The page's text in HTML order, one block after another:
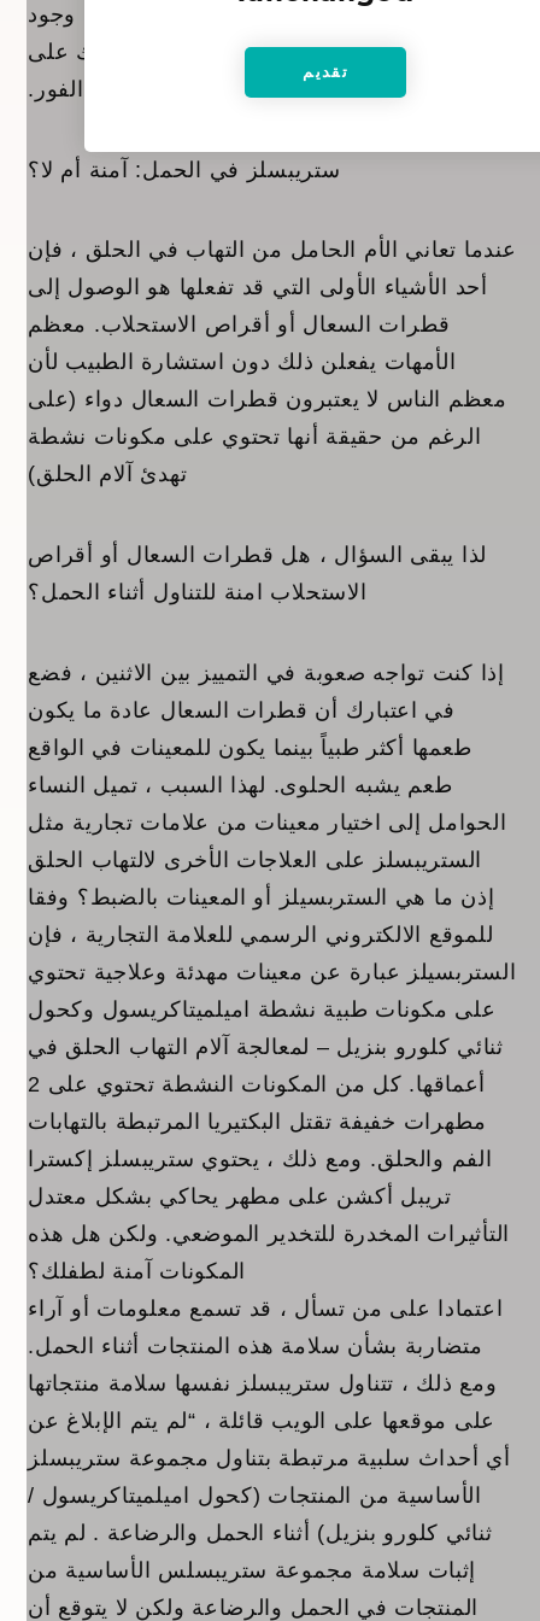
التنفس الأخرى ، فقد يكون هذا علامة على وجود
عدوى أكثر خطورة ويجب عليك الاتصال بطبيبك على
الفور.
ستريبسلز في الحمل: آمنة أم لا؟
عندما تعاني الأم الحامل من التهاب في الحلق ، فإن
أحد الأشياء الأولى التي قد تفعلها هو الوصول إلى
قطرات السعال أو أقراص الاستحلاب. معظم
الأمهات يفعلن ذلك دون استشارة الطبيب لأن
معظم الناس لا يعتبرون قطرات السعال دواء (على
الرغم من حقيقة أنها تحتوي على مكونات نشطة
تهدئ آلام الحلق)
لذا يبقى السؤال ، هل قطرات السعال أو أقراص
الاستحلاب امنة للتناول أثناء الحمل؟
إذا كنت تواجه صعوبة في التمييز بين الاثنين ، فضع
في اعتبارك أن قطرات السعال عادة ما يكون
طعمها أكثر طبياً بينما يكون للمعينات في الواقع
طعم يشبه الحلوى. لهذا السبب ، تميل النساء
الحوامل إلى اختيار معينات من علامات تجارية مثل
الستريبسلز على العلاجات الأخرى لالتهاب الحلق
إذن ما هي الستربسيلز أو المعينات بالضبط؟ وفقا
للموقع الالكتروني الرسمي للعلامة التجارية ، فإن
الستربسيلز عبارة عن معينات مهدئة وعلاجية تحتوي
على مكونات طبية نشطة اميلميتاكريسول وكحول
ثنائي كلورو بنزيل – لمعالجة آلام التهاب الحلق في
أعماقها. كل من المكونات النشطة تحتوي على 2
مطهرات خفيفة تقتل البكتيريا المرتبطة بالتهابات
الفم والحلق. ومع ذلك ، يحتوي ستريبسلز إكسترا
تريبل أكشن على مطهر يحاكي بشكل معتدل
التأثيرات المخدرة للتخدير الموضعي. ولكن هل هذه
المكونات آمنة لطفلك؟
اعتمادا على من تسأل ، قد تسمع معلومات أو آراء
متضاربة بشأن سلامة هذه المنتجات أثناء الحمل.
ومع ذلك ، تتناول ستريبسلز نفسها سلامة منتجاتها
على موقعها على الويب قائلة ، “لم يتم الإبلاغ عن
أي أحداث سلبية مرتبطة بتناول مجموعة ستريبسلز
الأساسية من المنتجات (كحول اميلميتاكريسول /
ثنائي كلورو بنزيل) أثناء الحمل والرضاعة . لم يتم
إثبات سلامة مجموعة ستريبسلس الأساسية من
المنتجات في الحمل والرضاعة ولكن لا يتوقع أن